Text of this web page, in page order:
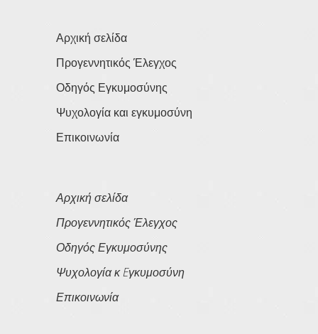
Αρχική σελίδα
Προγεννητικός Έλεγχος
Οδηγός Εγκυμοσύνης
Ψυχολογία και εγκυμοσύνη
Επικοινωνία
Αρχική σελίδα
Προγεννητικός Έλεγχος
Οδηγός Εγκυμοσύνης
Ψυχολογία κ Eγκυμοσύνη
Επικοινωνία